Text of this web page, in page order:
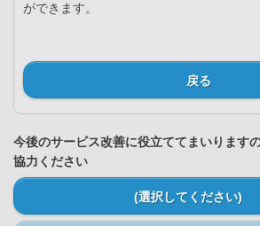
ができます。
戻る
今後のサービス改善に役立ててまいります
協力ください
(選択してください)